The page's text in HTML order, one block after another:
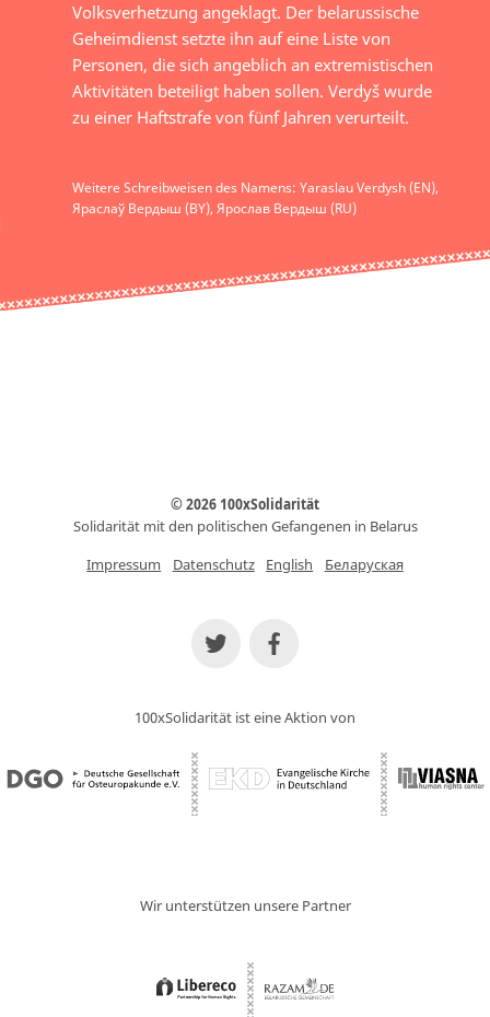
Volksverhetzung angeklagt. Der belarussische
Geheimdienst setzte ihn auf eine Liste von
Personen, die sich angeblich an extremistischen
Aktivitäten beteiligt haben sollen. Verdyš wurde
zu einer Haftstrafe von fünf Jahren verurteilt.
Weitere Schreibweisen des Namens: Yaraslau Verdysh (EN),
Яраслаў Вердыш (BY), Ярослав Вердыш (RU)
© 2026 100xSolidarität
Solidarität mit den politischen Gefangenen in Belarus
Impressum
Datenschutz English Беларуская
100xSolidarität ist eine Aktion von
Wir unterstützen unsere Partner